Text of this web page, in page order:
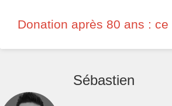
Donation après 80 ans :
Sébastien